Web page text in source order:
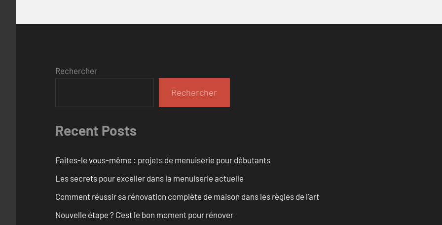
Rechercher
Rechercher
Recent Posts
Faites-le vous-même : projets de menuiserie pour débutants
Les secrets pour exceller dans la menuiserie actuelle
Comment réussir sa rénovation complète de maison dans les règles de l’art
Nouvelle étape ? C’est le bon moment pour rénover